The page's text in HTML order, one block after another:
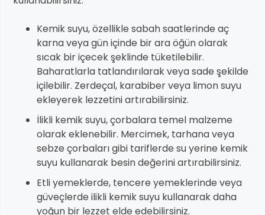
Kemik suyu, özellikle sabah saatlerinde aç
karna veya gün içinde bir ara öğün olarak
sıcak bir içecek şeklinde tüketilebilir.
Baharatlarla tatlandırılarak veya sade şekilde
içilebilir. Zerdeçal, karabiber veya limon suyu
ekleyerek lezzetini artırabilirsiniz.
İlikli kemik suyu, çorbalara temel malzeme
olarak eklenebilir. Mercimek, tarhana veya
sebze çorbaları gibi tariflerde su yerine kemik
suyu kullanarak besin değerini artırabilirsiniz.
Etli yemeklerde, tencere yemeklerinde veya
güveçlerde ilikli kemik suyu kullanarak daha
yoğun bir lezzet elde edebilirsiniz.